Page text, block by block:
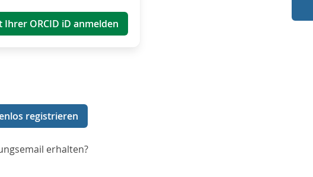
Ihrer ORCID iD anmelden
registrieren
erhalten?